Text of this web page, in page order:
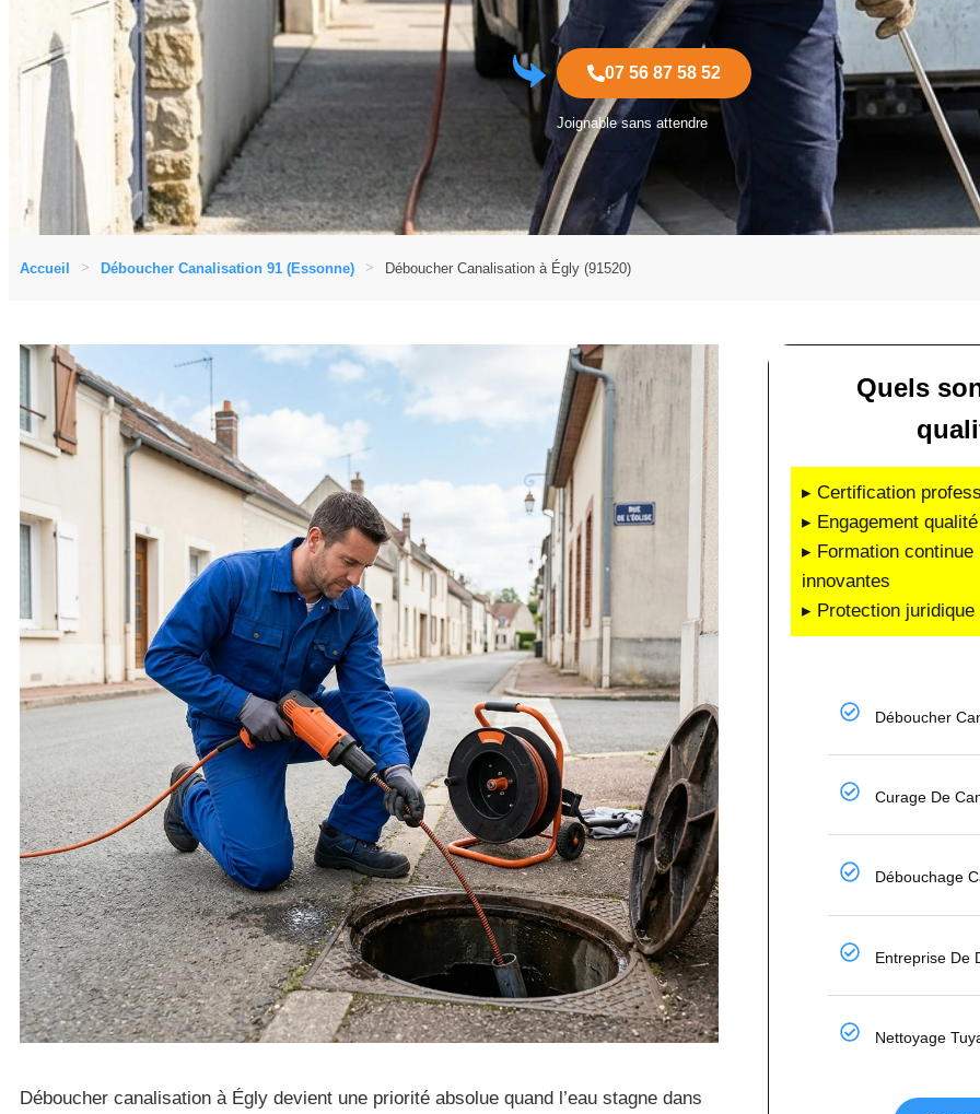
07 56 87 58 52
Joignable sans attendre
Accueil Déboucher Canalisation 91 (Essonne) Déboucher Canalisation à Égly (91520)
Déboucher canalisation à Égly devient une priorité absolue quand l’eau stagne dans
Quels
▸ Certification
▸ Engagement
▸ Formation
innovantes
▸ Protection
Déboucher
Curage De
Débouchage
Entreprise De
Nettoyage